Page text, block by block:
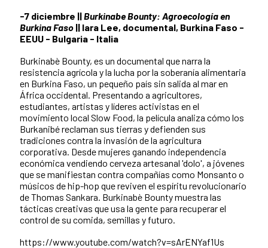
-7 diciembre || Burkinabe Bounty: Agroecología en
Burkina Faso || Iara Lee, documental, Burkina Faso -
EEUU - Bulgaria - Italia
Burkinabè Bounty, es un documental que narra la
resistencia agrícola y la lucha por la soberanía alimentaria
en Burkina Faso, un pequeño país sin salida al mar en
África occidental. Presentando a agricultores,
estudiantes, artistas y líderes activistas en el
movimiento local Slow Food, la película analiza cómo los
Burkanibé reclaman sus tierras y defienden sus
tradiciones contra la invasión de la agricultura
corporativa. Desde mujeres ganando independencia
económica vendiendo cerveza artesanal 'dolo', a jóvenes
que se manifiestan contra compañías como Monsanto o
músicos de hip-hop que reviven el espíritu revolucionario
de Thomas Sankara. Burkinabè Bounty muestra las
tácticas creativas que usa la gente para recuperar el
control de su comida, semillas y futuro.
https://www.youtube.com/watch?v=sArENYaf1Us